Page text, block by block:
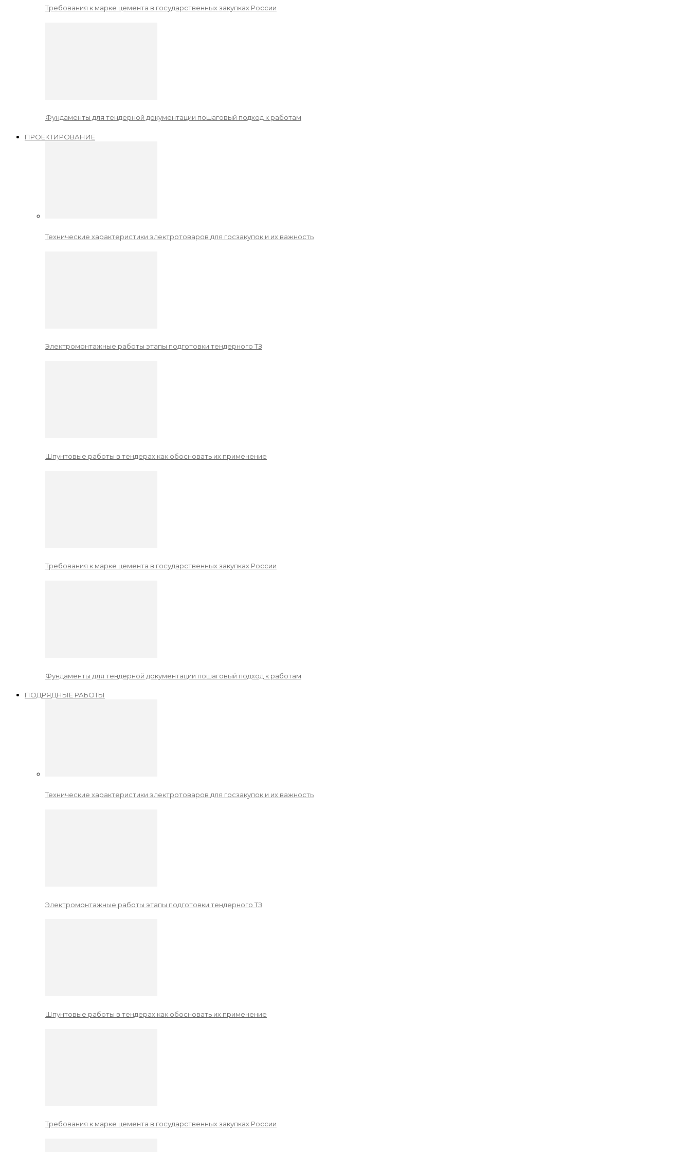
Требования к марке цемента в государственных закупках России
Фундаменты для тендерной документации пошаговый подход к работам
ПРОЕКТИРОВАНИЕ
Технические характеристики электротоваров для госзакупок и их важность
Электромонтажные работы этапы подготовки тендерного ТЗ
Шпунтовые работы в тендерах как обосновать их применение
Требования к марке цемента в государственных закупках России
Фундаменты для тендерной документации пошаговый подход к работам
ПОДРЯДНЫЕ РАБОТЫ
Технические характеристики электротоваров для госзакупок и их важность
Электромонтажные работы этапы подготовки тендерного ТЗ
Шпунтовые работы в тендерах как обосновать их применение
Требования к марке цемента в государственных закупках России